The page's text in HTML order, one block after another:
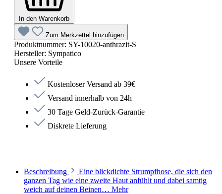
In den Warenkorb
Zum Merkzettel hinzufügen
Produktnummer: SY-10020-anthrazit-S
Hersteller: Sympatico
Unsere Vorteile
Kostenloser Versand ab 39€
Versand innerhalb von 24h
30 Tage Geld-Zurück-Garantie
Diskrete Lieferung
Beschreibung
Eine blickdichte Strumpfhose, die sich den
ganzen Tag wie eine zweite Haut anfühlt und dabei samtig
weich auf deinen Beinen… Mehr